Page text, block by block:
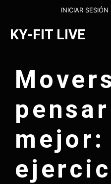
contenido
INICIAR SESIÓN
KY-FIT LIVE
pensar
mejor: